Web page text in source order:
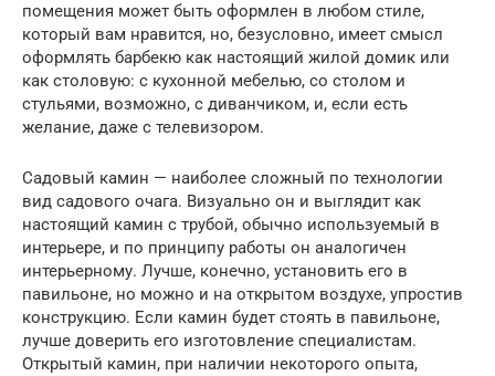
помещения может быть оформлен в любом стиле,
который вам нравится, но, безусловно, имеет смысл
оформлять барбекю как настоящий жилой домик или
как столовую: с кухонной мебелью, со столом и
стульями, возможно, с диванчиком, и, если есть
желание, даже с телевизором.
Садовый камин — наиболее сложный по технологии
вид садового очага. Визуально он и выглядит как
настоящий камин с трубой, обычно используемый в
интерьере, и по принципу работы он аналогичен
интерьерному. Лучше, конечно, установить его в
павильоне, но можно и на открытом воздухе, упростив
конструкцию. Если камин будет стоять в павильоне,
лучше доверить его изготовление специалистам.
Открытый камин, при наличии некоторого опыта,